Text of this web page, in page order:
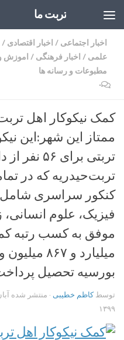
تربت ما
اخبار اجتماعی / اخبار اقتصادی /
علمی / اخبار فرهنگی / اموزش
مطبوعات و رسانه ها
۰
کمک نیکوکار اهل
ممتاز این شهر:این
تربتی برای
تربت‌حیدریه که در
کنکور سراسری شامل
فیزیک، علوم انسانی،
موفق به کسب رتبه
بورسیه تحصیل
توسطکاظم خطیبی · منتشر شده آبان
۱۳۹۹